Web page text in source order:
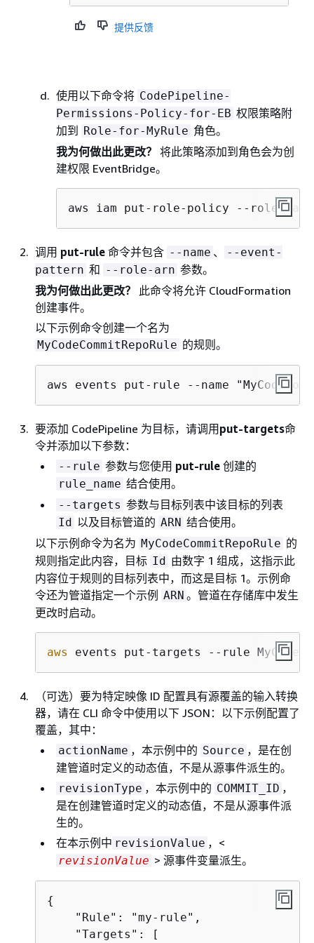
提供反馈
使用以下命令将 CodePipeline-
Permissions-Policy-for-EB 权限策略附
加到 Role-for-MyRule 角色。
我为何做出此更改？ 将此策略添加到角色会为创
建权限 EventBridge。
aws iam put-role-policy --role-
调用 put-rule 命令并包含 --name 、
--event-
pattern 和 --role-arn 参数。
我为何做出此更改？
此命令将允许 CloudFormation
创建事件。
以下示例命令创建一个名为
MyCodeCommitRepoRule 的规则。
aws events put-rule --name
要添加 CodePipeline 为目标，请调用put-targets命
令并添加以下参数：
--rule 参数与您使用 put-rule 创建的
rule_name 结合使用。
--targets 参数与目标列表中该目标的列表
Id 以及目标管道的 ARN 结合使用。
以下示例命令为名为 MyCodeCommitRepoRule 的
规则指定此内容，目标 Id 由数字 1 组成，这指示此
内容位于规则的目标列表中，而这是目标 1。示例命
令还为管道指定一个示例 ARN 。管道在存储库中发生
更改时启动。
aws events put-targets --rule
（可选）要为特定映像 ID 配置具有源覆盖的输入转换
器，请在 CLI 命令中使用以下 JSON：以下示例配置了
覆盖，其中：
actionName ，本示例中的 Source ，是在创
建管道时定义的动态值，不是从源事件派生的。
revisionType ，本示例中的 COMMIT_ID ，
是在创建管道时定义的动态值，不是从源事件派
生的。
在本示例中 revisionValue ，<
revisionValue > 源事件变量派生。
{
    "Rule": "my-rule",
    "Targets": [